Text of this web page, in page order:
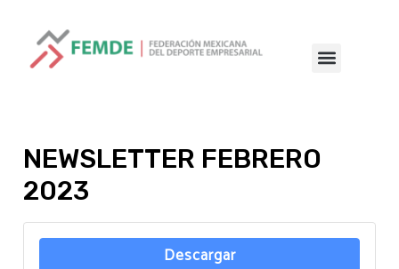
NEWSLETTER FEBRERO
2023
Descargar